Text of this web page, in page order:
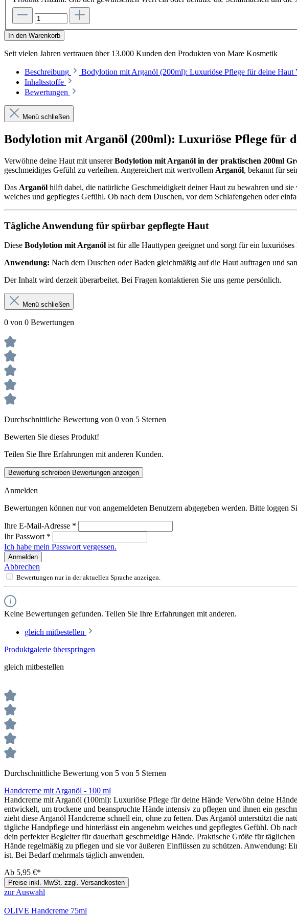
In den Warenkorb
Seit vielen Jahren vertrauen über 13.000 Kunden den Produkten von Mare Kosmetik
Beschreibung Bodylotion mit Arganöl (200ml): Luxuriöse Pflege für deine
Inhaltsstoffe
Bewertungen
Menü schließen
Bodylotion mit Arganöl (200ml): Luxuriöse Pflege für
Verwöhne deine Haut mit unsererBodylotion mit Arganöl in der praktischen 200ml
geschmeidiges Gefühl zu verleihen. Angereichert mit wertvollem Arganöl, bekannt für
Das Arganöl hilft dabei, die natürliche Geschmeidigkeit deiner Haut zu bewahren und
weiches und gepflegtes Gefühl. Ob nach dem Duschen, vor dem Schlafengehen oder
Tägliche Anwendung für spürbar gepflegte Haut
Diese Bodylotion mit Arganöl ist für alle Hauttypen geeignet und sorgt für ein
Anwendung: Nach dem Duschen oder Baden gleichmäßig auf die Haut auftragen und
Der Inhalt wird derzeit überarbeitet. Bei Fragen kontaktieren Sie uns gerne persönlich.
Menü schließen
0 von 0 Bewertungen
Durchschnittliche Bewertung von 0 von 5 Sternen
Bewerten Sie dieses Produkt!
Teilen Sie Ihre Erfahrungen mit anderen Kunden.
Bewertung schreiben Bewertungen anzeigen
Anmelden
Bewertungen können nur von angemeldeten Benutzern abgegeben werden. Bitte loggen
Ihre E-Mail-Adresse *
Ihr Passwort *
Ich habe mein Passwort vergessen.
Anmelden
Abbrechen
Bewertungen nur in der aktuellen Sprache anzeigen.
Keine Bewertungen gefunden. Teilen Sie Ihre Erfahrungen mit anderen.
gleich mitbestellen
Produktgalerie überspringen
gleich mitbestellen
Durchschnittliche Bewertung von 5 von 5 Sternen
Handcreme mit Arganöl - 100 ml
Handcreme mit Arganöl (100ml): Luxuriöse Pflege für deine Hände Verwöhn deine
entwickelt, um trockene und beanspruchte Hände intensiv zu pflegen und ihnen ein
zieht diese Arganöl Handcreme schnell ein, ohne zu fetten. Das Arganöl unterstützt die
tägliche Handpflege und hinterlässt ein angenehm weiches und gepflegtes Gefühl. Ob
dein perfekter Begleiter für dauerhaft geschmeidige Hände. Praktische Größe für
Hände regelmäßig zu pflegen und sie vor äußeren Einflüssen zu schützen. Anwendung:
ist. Bei Bedarf mehrmals täglich anwenden.
Ab 5,95 €*
Preise inkl. MwSt. zzgl. Versandkosten
zur Auswahl
OLIVE Handcreme 75ml